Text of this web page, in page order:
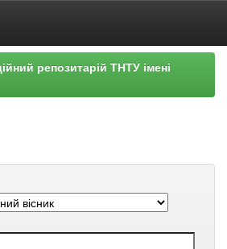
репозитарій ТНТУ імені